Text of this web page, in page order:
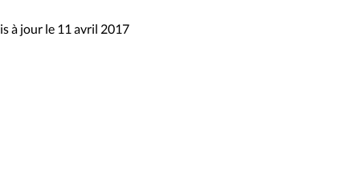
à jour le 11 avril 2017